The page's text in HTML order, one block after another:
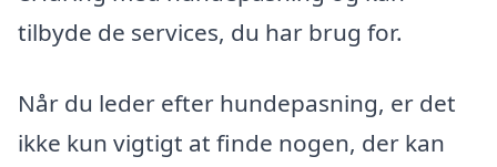
tilbyde de services, du har brug for.
Når du leder efter hundepasning, er det
ikke kun vigtigt at finde nogen, der kan